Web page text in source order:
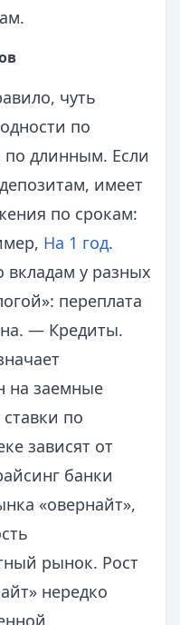
чуть
по
по длинным. Если
имеет
по срокам:
На 1 год.
вкладам у разных
переплата
— Кредиты.
на заемные
по
зависят от
банки
«овернайт»,
рынок. Рост
нередко